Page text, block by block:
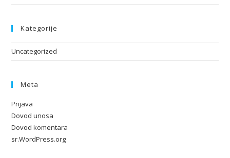
Kategorije
Uncategorized
Meta
Prijava
Dovod unosa
Dovod komentara
sr.WordPress.org